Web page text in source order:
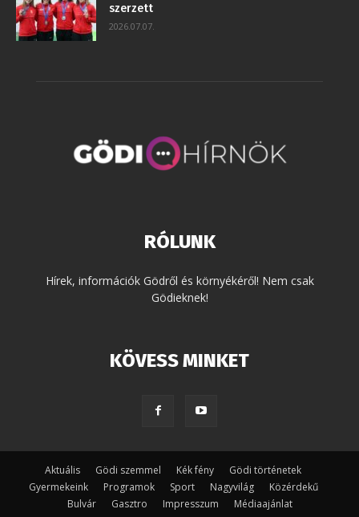
szerzett
2026.07.07.
RÓLUNK
Hírek, információk Gödről és környékéről! Nem csak
Gödieknek!
KÖVESS MINKET
Aktuális Gödi szemmel Kék fény
Gödi történetek
Gyermekeink
Programok Sport Nagyvilág
Közérdekű
Bulvár
Gasztro Impresszum Médiaajánlat